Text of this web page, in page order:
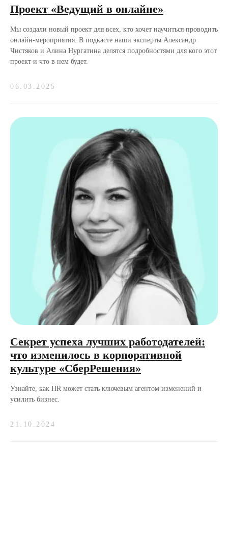
Проект «Ведущий в онлайне»
Мы создали новый проект для всех, кто хочет научиться проводить
онлайн-мероприятия. В подкасте наши эксперты Александр
Чистяков и Алина Нургатина делятся подробностями для кого этот
проект и что в нем будет.
06.03.2025
Секрет успеха лучших работодателей:
что изменилось в корпоративной
культуре «СберРешения»
Узнайте, как HR может стать ключевым агентом изменений и
усилить бизнес.
21.10.2024